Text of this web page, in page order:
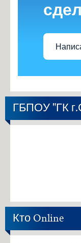
ГБПОУ "ГК
Кто Online